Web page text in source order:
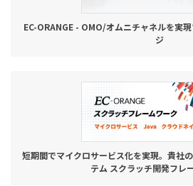
EC-ORANGE - OMO/オムニチャネルを実
ジ
短期間でマイクロサービス化を実現。貴社
テム スクラッチ開発フレ